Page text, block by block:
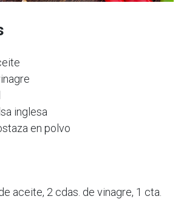
inglesa
en polvo
aceite, 2 cdas. de vinagre, 1 cta.